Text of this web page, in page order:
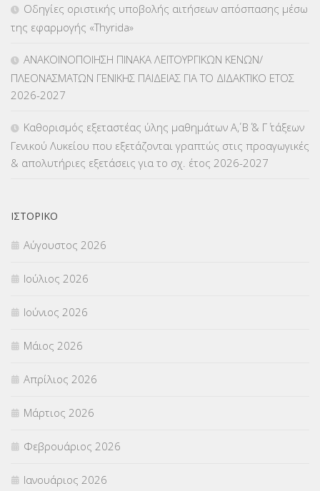
ΛΟΙΠΑ(309)
ΜΕΤΑΘΕΣΕΙΣ-ΤΟΠΟΘΕΤΗΣΕΙΣ ΒΕΛΤΙΩΣΕΙΣ(319)
ΜΕΤΑΦΟΡΑ ΜΑΘΗΤΩΝ(3)
ΟΙΚΟΝΟΜΙΚΑ ΘΕΜΑΤΑ
Π.Ε.Κ. ΗΡΑΚΛΕΙΟΥ
ΠΑΝΕΛΛΑΔΙΚΕΣ ΕΞΕΤΑΣΕΙΣ
ΠΡΟΚΗΡΥΞΕΙΣ
ΣΕΜΙΝΑΡΙΑ – ΗΜΕΡΙΔΕΣ
ΣΕΠ(50)
ΣΤΕΛΕΧΗ (360)
ΣΥΜΒΟΥΛΕΥΤΙΚΟΣ ΣΤΑΘΜΟΣ ΝΕΩΝ
ΣΥΝΤΑΞΕΙΣ(12)
Οδηγίες οριστικής υποβολής αιτήσεων απόσπασης μέσω
της εφαρμογής «Thyrida»
ΑΝΑΚΟΙΝΟΠΟΙΗΣΗ ΠΙΝΑΚΑ ΛΕΙΤΟΥΡΓΙΚΩΝ ΚΕΝΩΝ/
ΠΛΕΟΝΑΣΜΑΤΩΝ ΓΕΝΙΚΗΣ ΠΑΙΔΕΙΑΣ ΓΙΑ ΤΟ ΔΙΔΑΚΤΙΚΟ ΕΤΟΣ
2026-2027
Καθορισμός εξεταστέας ύλης μαθημάτων Α΄, Β΄ & Γ΄ τάξεων
Γενικού Λυκείου που εξετάζονται γραπτώς στις προαγωγικές
& απολυτήριες εξετάσεις για το σχ. έτος 2026-2027
ΙΣΤΟΡΙΚΌ
Αύγουστος 2026
Ιούλιος 2026
Ιούνιος 2026
Μάιος 2026
Απρίλιος 2026
Μάρτιος 2026
Φεβρουάριος 2026
Ιανουάριος 2026